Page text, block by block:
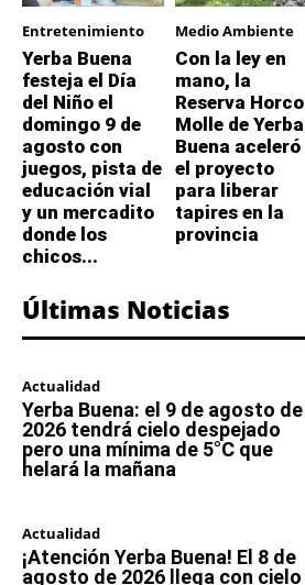
Entretenimiento
Yerba Buena
festeja el Día
del Niño el
domingo 9 de
agosto con
juegos, pista de
educación vial
y un mercadito
donde los
chicos...
Medio Ambiente
Con la ley en
mano, la
Reserva Horco
Molle de Yerba
Buena aceleró
el proyecto
para liberar
tapires en la
provincia
Últimas Noticias
Actualidad
Yerba Buena: el 9 de agosto de
2026 tendrá cielo despejado
pero una mínima de 5°C que
helará la mañana
Actualidad
¡Atención Yerba Buena! El 8 de
agosto de 2026 llega con cielo